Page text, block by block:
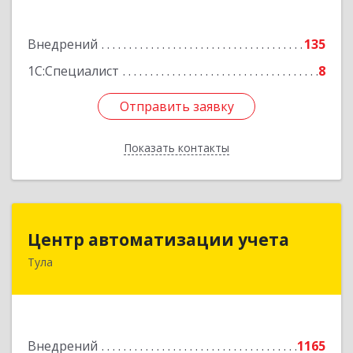
Внедрений
135
1С:Специалист
8
Отправить заявку
Показать контакты
Отправить заявку
Назад
Центр автоматизации учета
Тула
Внедрений
1165
300026, Тульская обл, Тула г, Ленина пр-кт, дом